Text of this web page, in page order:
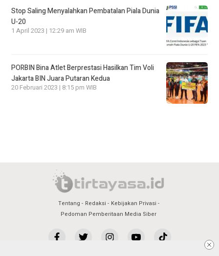
Stop Saling Menyalahkan Pembatalan Piala Dunia
U-20
1 April 2023 | 12:29 am WIB
PORBIN Bina Atlet Berprestasi Hasilkan Tim Voli
Jakarta BIN Juara Putaran Kedua
20 Februari 2023 | 8:15 pm WIB
Tentang Redaksi
Kebijakan Privasi
Pedoman Pemberitaan Media Siber